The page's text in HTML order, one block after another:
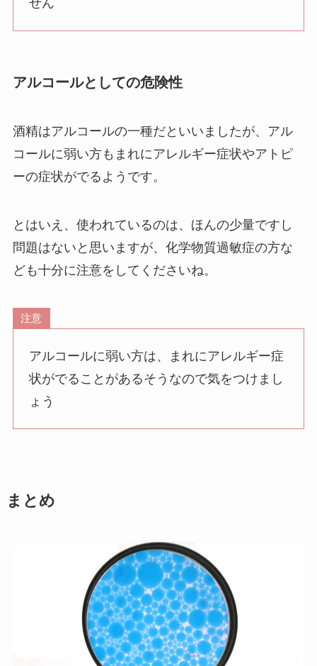
せん
アルコールとしての危険性
酒精はアルコールの一種だといいましたが、アル
コールに弱い方もまれにアレルギー症状やアトピ
ーの症状がでるようです。
とはいえ、使われているのは、ほんの少量ですし
問題はないと思いますが、化学物質過敏症の方な
ども十分に注意をしてくださいね。
注意
アルコールに弱い方は、まれにアレルギー症
状がでることがあるそうなので気をつけまし
ょう
まとめ